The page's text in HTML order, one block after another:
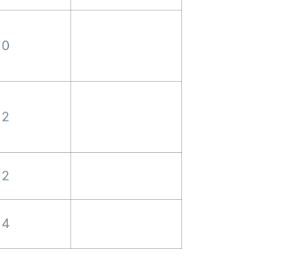
0
2
2
4